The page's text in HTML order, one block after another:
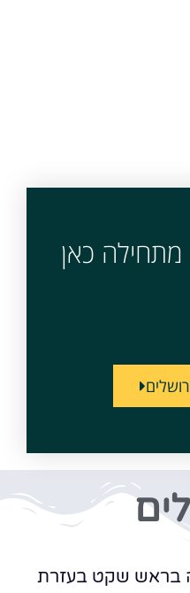
מתחילה כאן
בראש שקט בעזרת